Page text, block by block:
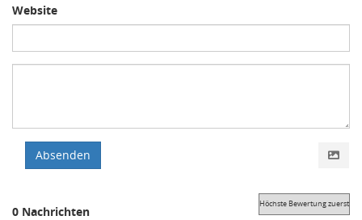
Website
Absenden
0 Nachrichten